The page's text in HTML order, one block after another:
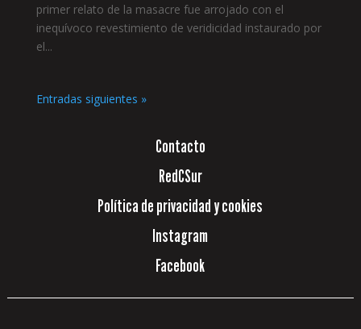
primer relato de la masacre fue arrojado con el
inequívoco revestimiento de veridicidad instaurado por
el...
Entradas siguientes »
Contacto
RedCSur
Política de privacidad y cookies
Instagram
Facebook